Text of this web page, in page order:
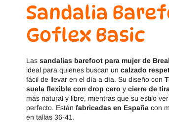
Ipanema
Stitch & Walk
Vivant
Sandalia
Goflex Basic
Las sandalias barefoot para mujer de
ideal para quienes buscan un calzado
fácil de llevar en el día a día. Su diseño con
suela flexible con drop cero y cierre de
más natural y libre, mientras que su estilo
perfecto. Están fabricadas en España con
en tallas 36-41.